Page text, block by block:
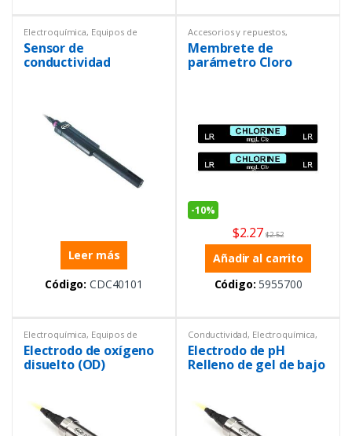
Electroquímica, Equipos de
Laboratorio Sensores
Sensor de
conductividad
Leer más
Código: CDC40101
Accesorios y repuestos,
Electroquímica ,
Laboratorio,
Espectrofotómetros, Repuestos
Membrete de
parámetro Cloro
-10%
$2.27 $2.52
Añadir al carrito
Código: 5955700
Electroquímica, Equipos de
Laboratorio Sensores
Electrodo de oxígeno
disuelto (OD)
Conductividad, Electroquímica,
Equipos de Laboratorio,
Sensores
Electrodo de pH
Relleno de gel de bajo
mantenimiento
cable de 5 m